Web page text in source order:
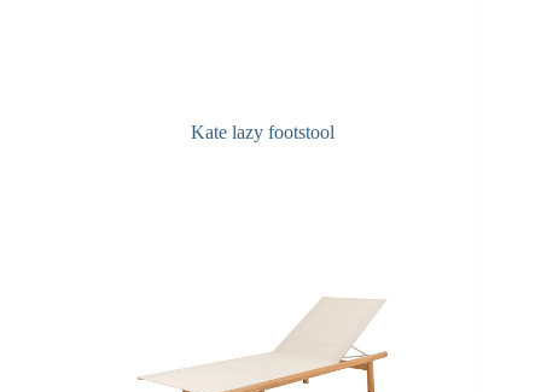
Kate lazy footstool